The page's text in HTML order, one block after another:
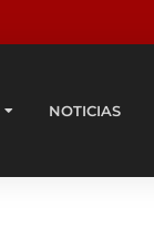
NOTICIAS